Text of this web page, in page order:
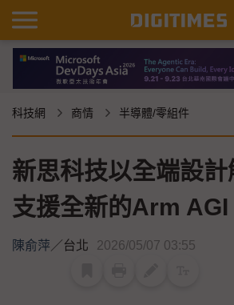
科技網 商情 半導體/零組件
新思科技以全端設
支援全新的Arm AGI
陳俞萍／台北 2026/05/07 03:55